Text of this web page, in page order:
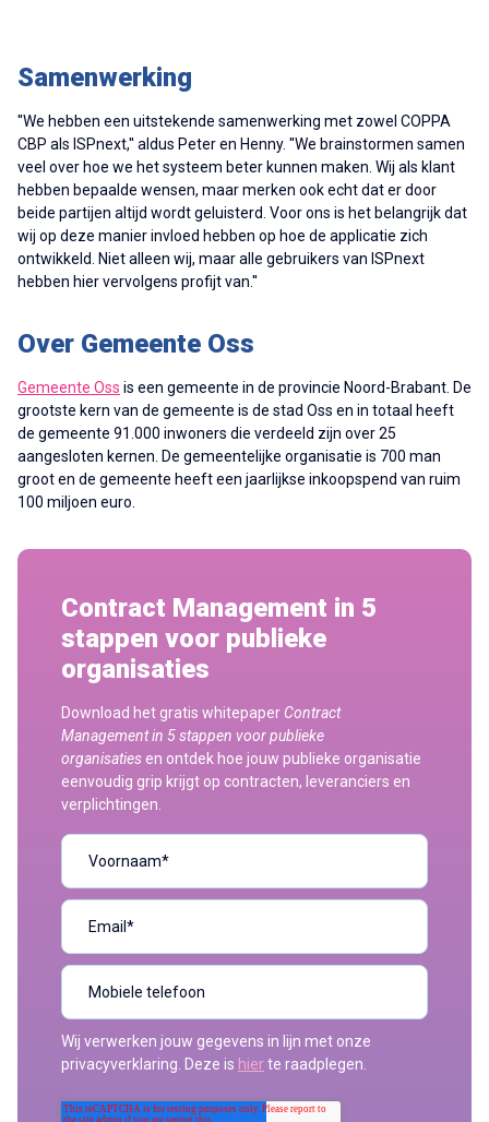
Samenwerking
''We hebben een uitstekende samenwerking met zowel COPPA
CBP als ISPnext,'' aldus Peter en Henny. ''We brainstormen samen
veel over hoe we het systeem beter kunnen maken. Wij als klant
hebben bepaalde wensen, maar merken ook echt dat er door
beide partijen altijd wordt geluisterd. Voor ons is het belangrijk dat
wij op deze manier invloed hebben op hoe de applicatie zich
ontwikkeld. Niet alleen wij, maar alle gebruikers van ISPnext
hebben hier vervolgens profijt van.''
Over Gemeente Oss
Gemeente Oss is een gemeente in de provincie Noord-Brabant. De
grootste kern van de gemeente is de stad Oss en in totaal heeft
de gemeente 91.000 inwoners die verdeeld zijn over 25
aangesloten kernen. De gemeentelijke organisatie is 700 man
groot en de gemeente heeft een jaarlijkse inkoopspend van ruim
100 miljoen euro.
Contract Management in 5
stappen voor publieke
organisaties
Download het gratis whitepaper Contract
Management in 5 stappen voor publieke
organisatiesen ontdek hoe jouw publieke organisatie
eenvoudig grip krijgt op contracten, leveranciers en
verplichtingen.
Wij verwerken jouw gegevens in lijn met onze
privacyverklaring. Deze is hierte raadplegen.